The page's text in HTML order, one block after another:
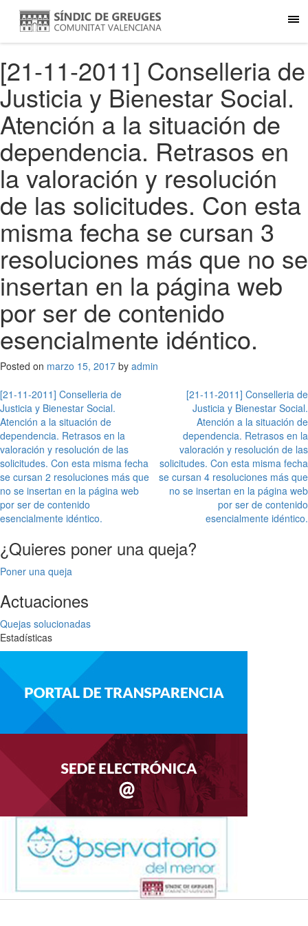
[21-11-2011] Conselleria de
Justicia y Bienestar Social.
Atención a la situación de
dependencia. Retrasos en
la valoración y resolución
de las solicitudes. Con esta
misma fecha se cursan 3
resoluciones más que no se
insertan en la página web
por ser de contenido
esencialmente idéntico.
Posted on marzo 15, 2017 by admin
Navegación
de
entradas
[21-11-2011] Conselleria de
Justicia y Bienestar Social.
Atención a la situación de
dependencia. Retrasos en la
valoración y resolución de las
solicitudes. Con esta misma fecha
se cursan 2 resoluciones más que
no se insertan en la página web
por ser de contenido
esencialmente idéntico.
[21-11-2011] Conselleria de
Justicia y Bienestar Social.
Atención a la situación de
dependencia. Retrasos en la
valoración y resolución de las
solicitudes. Con esta misma fecha
se cursan 4 resoluciones más que
no se insertan en la página web
por ser de contenido
esencialmente idéntico.
¿Quieres poner una queja?
Poner una queja
Actuaciones
Quejas solucionadas
Estadísticas